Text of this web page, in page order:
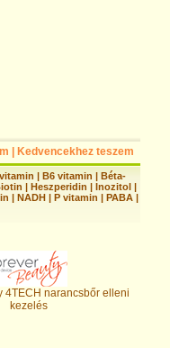
Kedvencekhez teszem
| B6 vitamin | Béta-
| Heszperidin | Inozitol |
| NADH | P vitamin | PABA |
4TECH narancsbőr elleni
kezelés